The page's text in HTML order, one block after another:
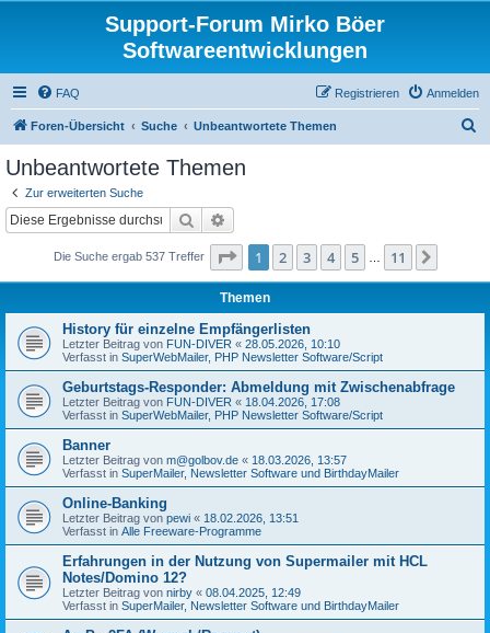
Support-Forum Mirko Böer
Softwareentwicklungen
FAQ Anmelden
Registrieren
Foren-Übersicht Suche Unbeantwortete Themen
Unbeantwortete Themen
Zur erweiterten Suche
Suche
Die Suche ergab 537 Treffer Seite 1von 11
1 2 3 4 5 11
Themen
History für einzelne Empfängerlisten
Letzter Beitrag von FUN-DIVER « 28.05.2026, 10:10
Verfasst in SuperWebMailer, PHP Newsletter Software/Script
Geburtstags-Responder: Abmeldung mit Zwischenabfrage
Letzter Beitrag von FUN-DIVER « 18.04.2026, 17:08
Verfasst in SuperWebMailer, PHP Newsletter Software/Script
Banner
Letzter Beitrag von m@golbov.de « 18.03.2026, 13:57
Verfasst in SuperMailer, Newsletter Software und BirthdayMailer
Online-Banking
Letzter Beitrag von pewi « 18.02.2026, 13:51
Verfasst in Alle Freeware-Programme
Erfahrungen in der Nutzung von Supermailer mit HCL
Notes/Domino 12?
Letzter Beitrag von nirby « 08.04.2025, 12:49
Verfasst in SuperMailer, Newsletter Software und BirthdayMailer